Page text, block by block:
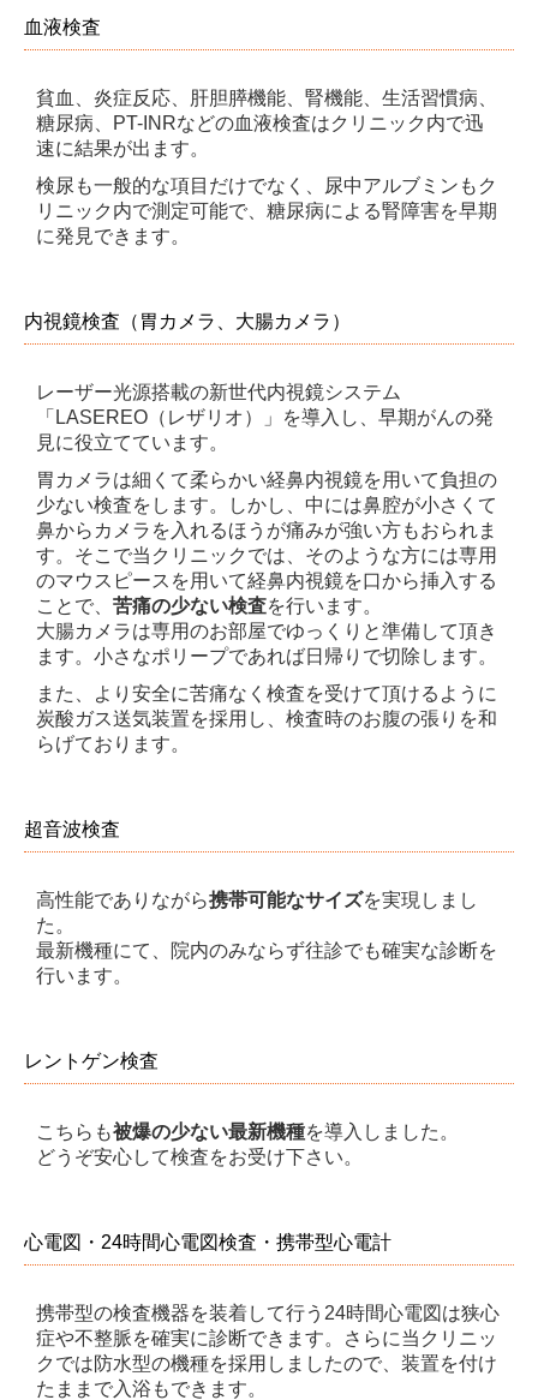
血液検査
貧血、炎症反応、肝胆膵機能、腎機能、生活習慣病、
糖尿病、PT-INRなどの血液検査はクリニック内で迅
速に結果が出ます。
検尿も一般的な項目だけでなく、尿中アルブミンもク
リニック内で測定可能で、糖尿病による腎障害を早期
に発見できます。
内視鏡検査（胃カメラ、大腸カメラ）
レーザー光源搭載の新世代内視鏡システム
「LASEREO（レザリオ）」を導入し、早期がんの発
見に役立てています。
胃カメラは細くて柔らかい経鼻内視鏡を用いて負担の
少ない検査をします。しかし、中には鼻腔が小さくて
鼻からカメラを入れるほうが痛みが強い方もおられま
す。そこで当クリニックでは、そのような方には専用
のマウスピースを用いて経鼻内視鏡を口から挿入する
ことで、 苦痛の少ない検査を行います。
大腸カメラは専用のお部屋でゆっくりと準備して頂き
ます。小さなポリープであれば日帰りで切除します。
また、より安全に苦痛なく検査を受けて頂けるように
炭酸ガス送気装置を採用し、検査時のお腹の張りを和
らげております。
超音波検査
高性能でありながら携帯可能なサイズを実現しまし
た。
最新機種にて、院内のみならず往診でも確実な診断を
行います。
レントゲン検査
こちらも被爆の少ない最新機種を導入しました。
どうぞ安心して検査をお受け下さい。
心電図・24時間心電図検査・携帯型心電計
携帯型の検査機器を装着して行う24時間心電図は狭心
症や不整脈を確実に診断できます。さらに当クリニッ
クでは防水型の機種を採用しましたので、装置を付け
たままで入浴もできます。